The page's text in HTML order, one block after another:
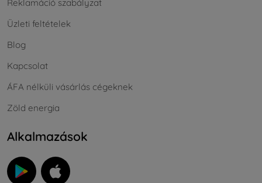
Reklamáció szabályzat
Üzleti feltételek
Blog
Kapcsolat
ÁFA nélküli vásárlás cégeknek
Zöld energia
Alkalmazások